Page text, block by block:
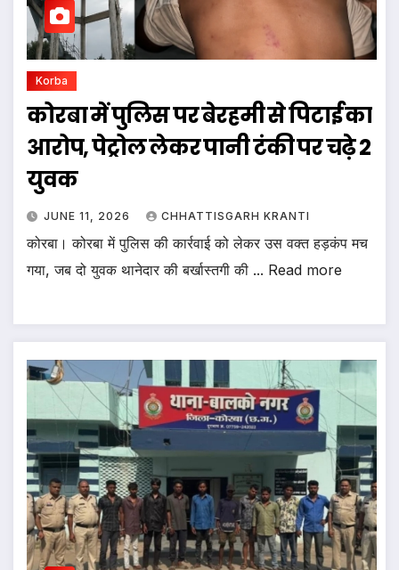
Korba
कोरबा में पुलिस पर बेरहमी से पिटाई का
आरोप, पेट्रोल लेकर पानी टंकी पर चढ़े 2
युवक
JUNE 11, 2026 CHHATTISGARH KRANTI
कोरबा। कोरबा में पुलिस की कार्रवाई को लेकर उस वक्त हड़कंप मच
गया, जब दो युवक थानेदार की बर्खास्तगी की ... Read more